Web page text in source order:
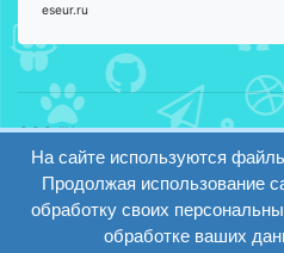
eseur.ru
ООО "Центр
образования и
консалтинга"
Волгоград 2008-
2026
На сайте используются
Продолжая использование
обработку своих
обработке ваших